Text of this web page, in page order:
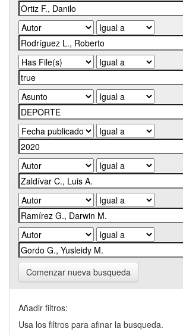
Comenzar nueva busqueda
Añadir filtros:
Usa los filtros para afinar la busqueda.